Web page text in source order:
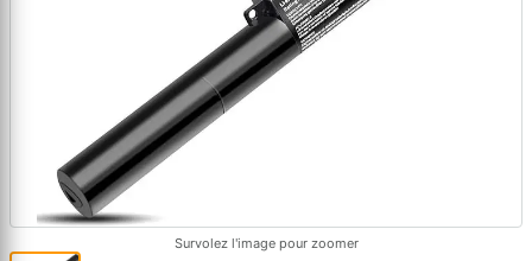
Survolez l'image pour zoomer